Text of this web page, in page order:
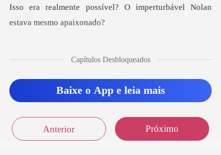
el? O imperturbável Nolan
rapidamente
Capítulos Desbloqueados
Baixe o App e leia mais
Anterior Próximo